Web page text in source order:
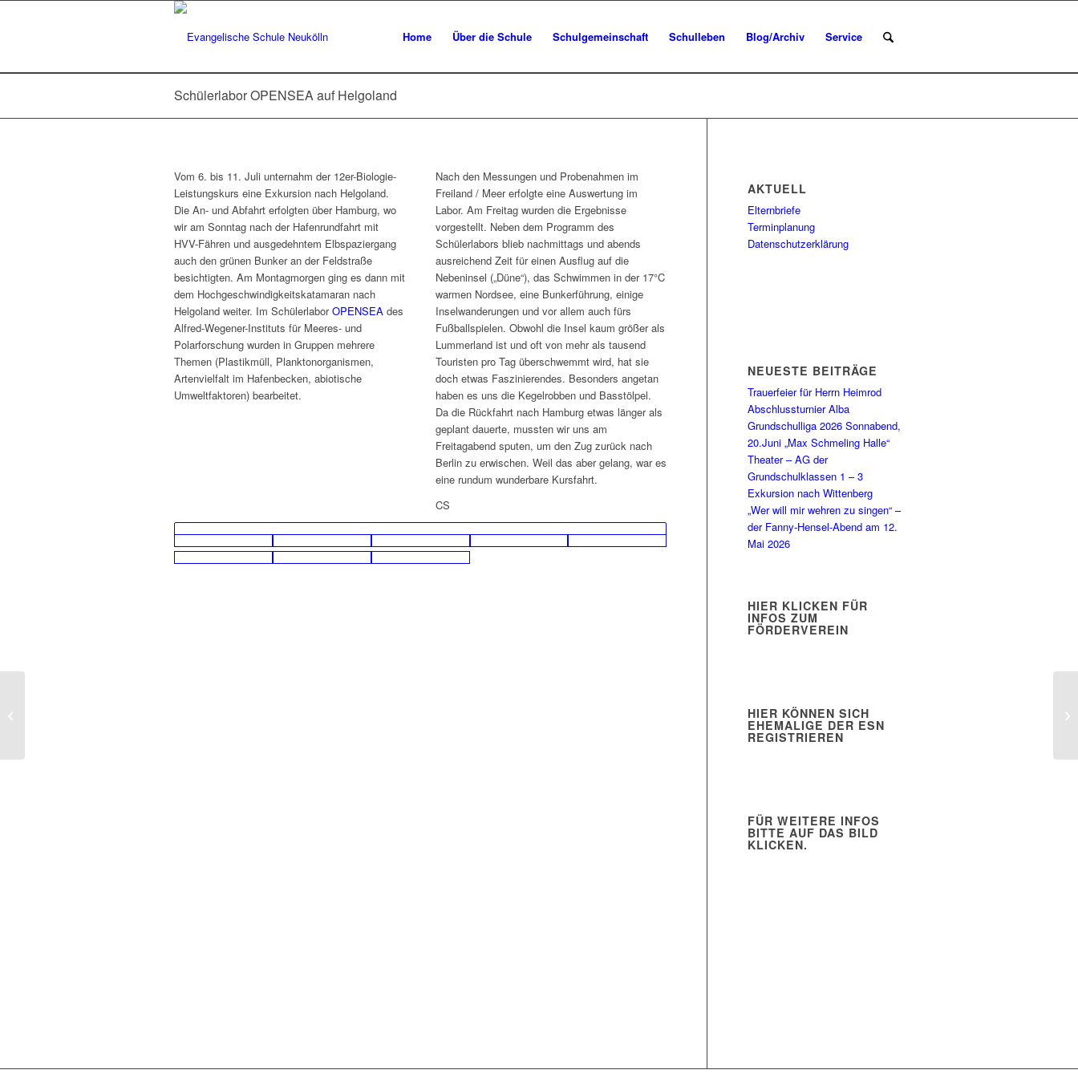
Home Über die Schule Schulgemeinschaft Schulleben Blog/Archiv Service
Schülerlabor OPENSEA auf Helgoland
Vom 6. bis 11. Juli unternahm der 12er-Biologie-
Leistungskurs eine Exkursion nach Helgoland.
Die An- und Abfahrt erfolgten über Hamburg, wo
wir am Sonntag nach der Hafenrundfahrt mit
HVV-Fähren und ausgedehntem Elbspaziergang
auch den grünen Bunker an der Feldstraße
besichtigten. Am Montagmorgen ging es dann mit
dem Hochgeschwindigkeitskatamaran nach
Helgoland weiter. Im SchülerlaborOPENSEA des
Alfred-Wegener-Instituts für Meeres- und
Polarforschung wurden in Gruppen mehrere
Themen (Plastikmüll, Planktonorganismen,
Artenvielfalt im Hafenbecken, abiotische
Umweltfaktoren) bearbeitet.
Nach den Messungen und Probenahmen im
Freiland / Meer erfolgte eine Auswertung im
Labor. Am Freitag wurden die Ergebnisse
vorgestellt. Neben dem Programm des
Schülerlabors blieb nachmittags und abends
ausreichend Zeit für einen Ausflug auf die
Nebeninsel („Düne“), das Schwimmen in der 17°C
warmen Nordsee, eine Bunkerführung, einige
Inselwanderungen und vor allem auch fürs
Fußballspielen. Obwohl die Insel kaum größer als
Lummerland ist und oft von mehr als tausend
Touristen pro Tag überschwemmt wird, hat sie
doch etwas Faszinierendes. Besonders angetan
haben es uns die Kegelrobben und Basstölpel.
Da die Rückfahrt nach Hamburg etwas länger als
geplant dauerte, mussten wir uns am
Freitagabend sputen, um den Zug zurück nach
Berlin zu erwischen. Weil das aber gelang, war es
eine rundum wunderbare Kursfahrt.
CS
AKTUELL
Elternbriefe
Terminplanung
Datenschutzerklärung
NEUESTE BEITRÄGE
Trauerfeier für Herrn Heimrod
Abschlussturnier Alba
Grundschulliga 2026 Sonnabend,
20.Juni „Max Schmeling Halle“
Theater – AG der
Grundschulklassen 1 – 3
Exkursion nach Wittenberg
„Wer will mir wehren zu singen“ –
der Fanny-Hensel-Abend am 12.
Mai 2026
HIER KLICKEN FÜR
INFOS ZUM
FÖRDERVEREIN
HIER KÖNNEN SICH
EHEMALIGE DER ESN
REGISTRIEREN
FÜR WEITERE INFOS
BITTE AUF DAS BILD
KLICKEN.